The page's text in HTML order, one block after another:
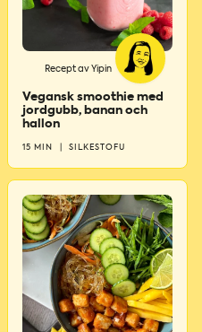
Recept av Yipin
Vegansk smoothie med
jordgubb, banan och
hallon
15 MIN SILKESTOFU